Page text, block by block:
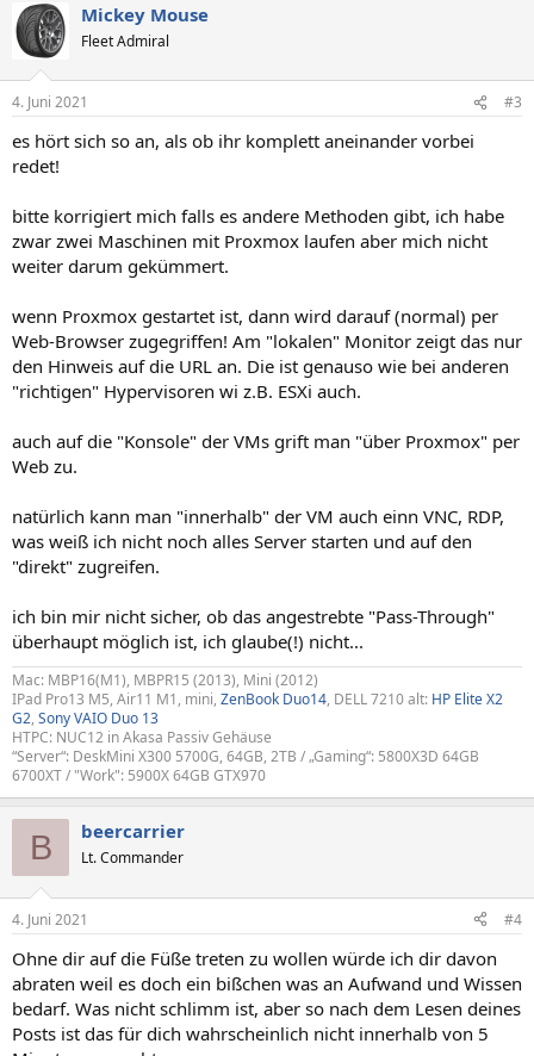
Mickey Mouse
Fleet Admiral
4. Juni 2021 #3
es hört sich so an, als ob ihr komplett aneinander vorbei
redet!
bitte korrigiert mich falls es andere Methoden gibt, ich habe
zwar zwei Maschinen mit Proxmox laufen aber mich nicht
weiter darum gekümmert.
wenn Proxmox gestartet ist, dann wird darauf (normal) per
Web-Browser zugegriffen! Am "lokalen" Monitor zeigt das nur
den Hinweis auf die URL an. Die ist genauso wie bei anderen
"richtigen" Hypervisoren wi z.B. ESXi auch.
auch auf die "Konsole" der VMs grift man "über Proxmox" per
Web zu.
natürlich kann man "innerhalb" der VM auch einn VNC, RDP,
was weiß ich nicht noch alles Server starten und auf den
"direkt" zugreifen.
ich bin mir nicht sicher, ob das angestrebte "Pass-Through"
überhaupt möglich ist, ich glaube(!) nicht...
Mac: MBP16(M1), MBPR15 (2013), Mini (2012)
IPad Pro13 M5, Air11 M1, mini, ZenBook Duo14, DELL 7210 alt: HP Elite X2
G2, Sony VAIO Duo 13
HTPC: NUC12 in Akasa Passiv Gehäuse
“Server“: DeskMini X300 5700G, 64GB, 2TB / „Gaming“: 5800X3D 64GB
6700XT / "Work": 5900X 64GB GTX970
B beercarrier
Lt. Commander
4. Juni 2021 #4
Ohne dir auf die Füße treten zu wollen würde ich dir davon
abraten weil es doch ein bißchen was an Aufwand und Wissen
bedarf. Was nicht schlimm ist, aber so nach dem Lesen deines
Posts ist das für dich wahrscheinlich nicht innerhalb von 5